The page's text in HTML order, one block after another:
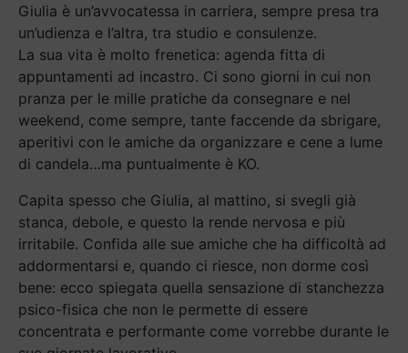
Giulia è un’avvocatessa in carriera, sempre presa tra
un’udienza e l’altra, tra studio e consulenze.
La sua vita è molto frenetica: agenda fitta di
appuntamenti ad incastro. Ci sono giorni in cui non
pranza per le mille pratiche da consegnare e nel
weekend, come sempre, tante faccende da sbrigare,
aperitivi con le amiche da organizzare e cene a lume
di candela…ma puntualmente è KO.
Capita spesso che Giulia, al mattino, si svegli già
stanca, debole, e questo la rende nervosa e più
irritabile. Confida alle sue amiche che ha difficoltà ad
addormentarsi e, quando ci riesce, non dorme così
bene: ecco spiegata quella sensazione di stanchezza
psico-fisica che non le permette di essere
concentrata e performante come vorrebbe durante le